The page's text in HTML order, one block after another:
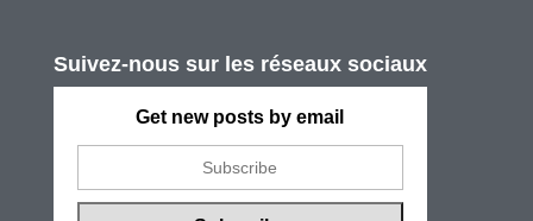
Suivez-nous sur les réseaux sociaux
Get new posts by email